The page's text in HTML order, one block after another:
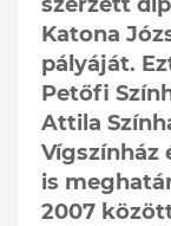
Katona
pályáját.
Petőfi
Attila
Vígszínház
is
2007